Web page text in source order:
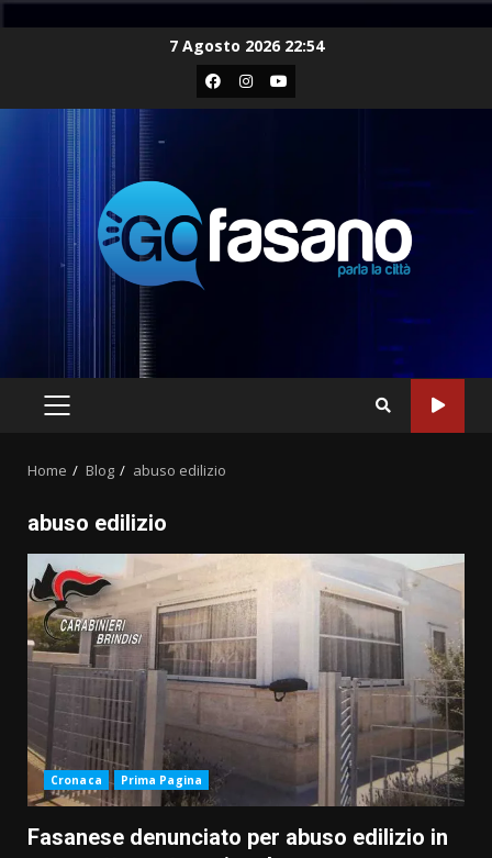
7 Agosto 2026 22:54
Facebook
Instagram
Youtube
PRIMARY
Home Blog abuso edilizio
abuso edilizio
Cronaca Prima Pagina
Fasanese denunciato per abuso edilizio in